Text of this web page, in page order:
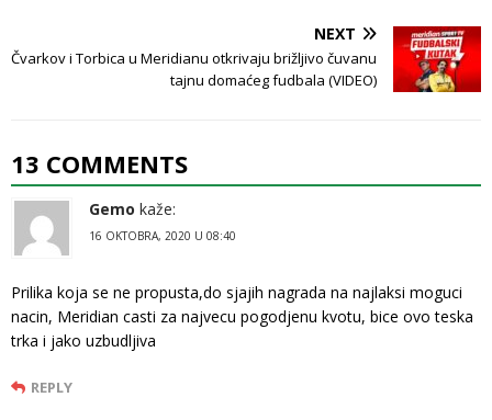
NEXT
Čvarkov i Torbica u Meridianu otkrivaju brižljivo čuvanu
tajnu domaćeg fudbala (VIDEO)
13 COMMENTS
Gemo kaže:
16 OKTOBRA, 2020 U 08:40
Prilika koja se ne propusta,do sjajih nagrada na najlaksi moguci
nacin, Meridian casti za najvecu pogodjenu kvotu, bice ovo teska
trka i jako uzbudljiva
REPLY